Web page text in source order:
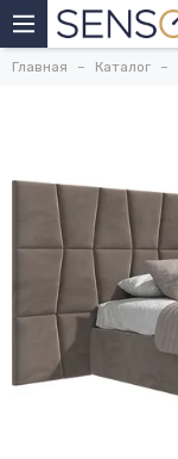
Главная Каталог